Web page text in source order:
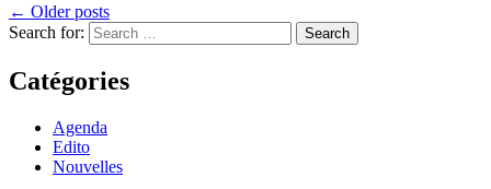
← Older posts
Search for:
Catégories
Agenda
Edito
Nouvelles